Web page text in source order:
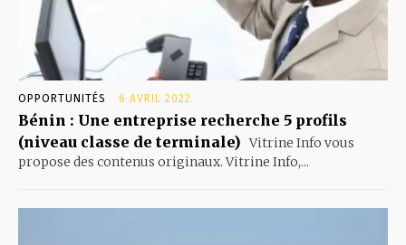
OPPORTUNITÉS 6 AVRIL 2022
Bénin : Une entreprise recherche 5 profils
(niveau classe de terminale) Vitrine Info vous
propose des contenus originaux. Vitrine Info,...